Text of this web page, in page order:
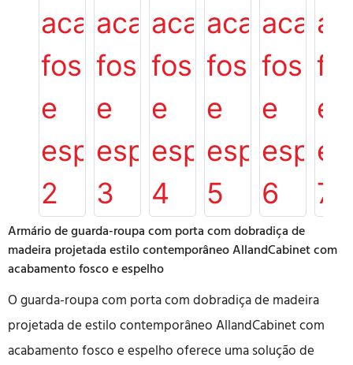
Armário de guarda-roupa com porta com dobradiça de
madeira projetada estilo contemporâneo AllandCabinet com
acabamento fosco e espelho
O guarda-roupa com porta com dobradiça de madeira
projetada de estilo contemporâneo AllandCabinet com
acabamento fosco e espelho oferece uma solução de